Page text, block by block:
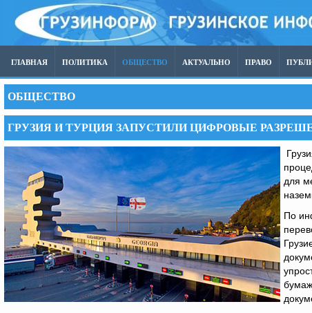
ГЛАВНАЯ ПОЛИТИКА ОБЩЕСТВО АКТУАЛЬНО ПРАВО
ОБЩЕСТВО
ГРУЗИЯ И ТУРЦИЯ ЗАПУСТИЛИ ЦИФРОВЫЕ
для
По